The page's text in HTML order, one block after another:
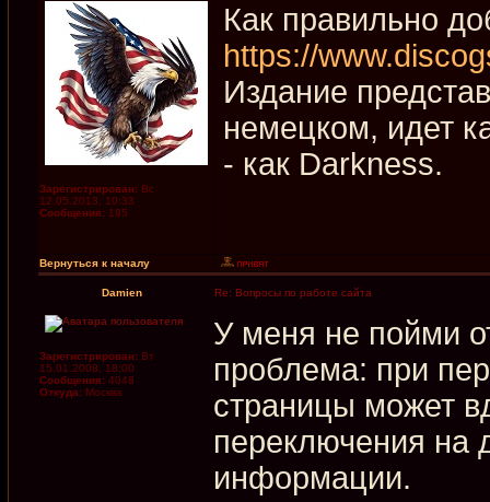
Зарегистрирован: Вс
12.05.2013, 10:33
Сообщения: 195
Как правильно
https://
Издание
немецком, идет
- как Darkness.
Вернуться к началу
Damien Re: Вопросы по работе сайта
Зарегистрирован: Вт
15.01.2008, 18:00
Сообщения: 4048
Откуда: Москва
У меня не пойми
проблема: при
страницы может
переключения на
информации.